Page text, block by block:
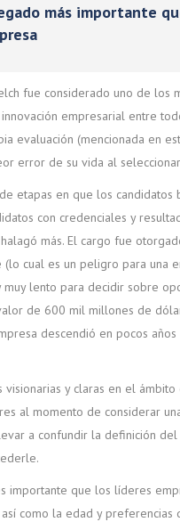
más importante
fue considerado uno de los
empresarial entre
evaluación (mencionada en
error de su vida al
etapas en que los candidatos
con credenciales y
más. El cargo fue
cual es un peligro para una
lento para decidir sobre
de 600 mil millones de
descendió en pocos
y claras en el ámbito
al momento de considerar
a confundir la definición
importante que los líderes
como la edad y preferencias